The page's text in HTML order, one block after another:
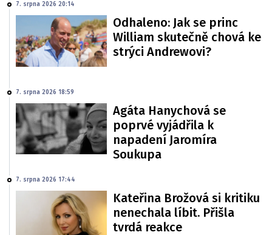
7. srpna 2026 20:14
Odhaleno: Jak se princ
William skutečně chová ke
strýci Andrewovi?
7. srpna 2026 18:59
Agáta Hanychová se
poprvé vyjádřila k
napadení Jaromíra
Soukupa
7. srpna 2026 17:44
Kateřina Brožová si kritiku
nenechala líbit. Přišla
tvrdá reakce